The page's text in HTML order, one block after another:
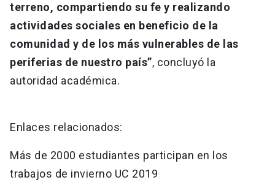
terreno, compartiendo su fe y realizando
actividades sociales en beneficio de la
comunidad y de los más vulnerables de las
periferias de nuestro país”, concluyó la
autoridad académica.
Enlaces relacionados:
Más de 2000 estudiantes participan en los
trabajos de invierno UC 2019